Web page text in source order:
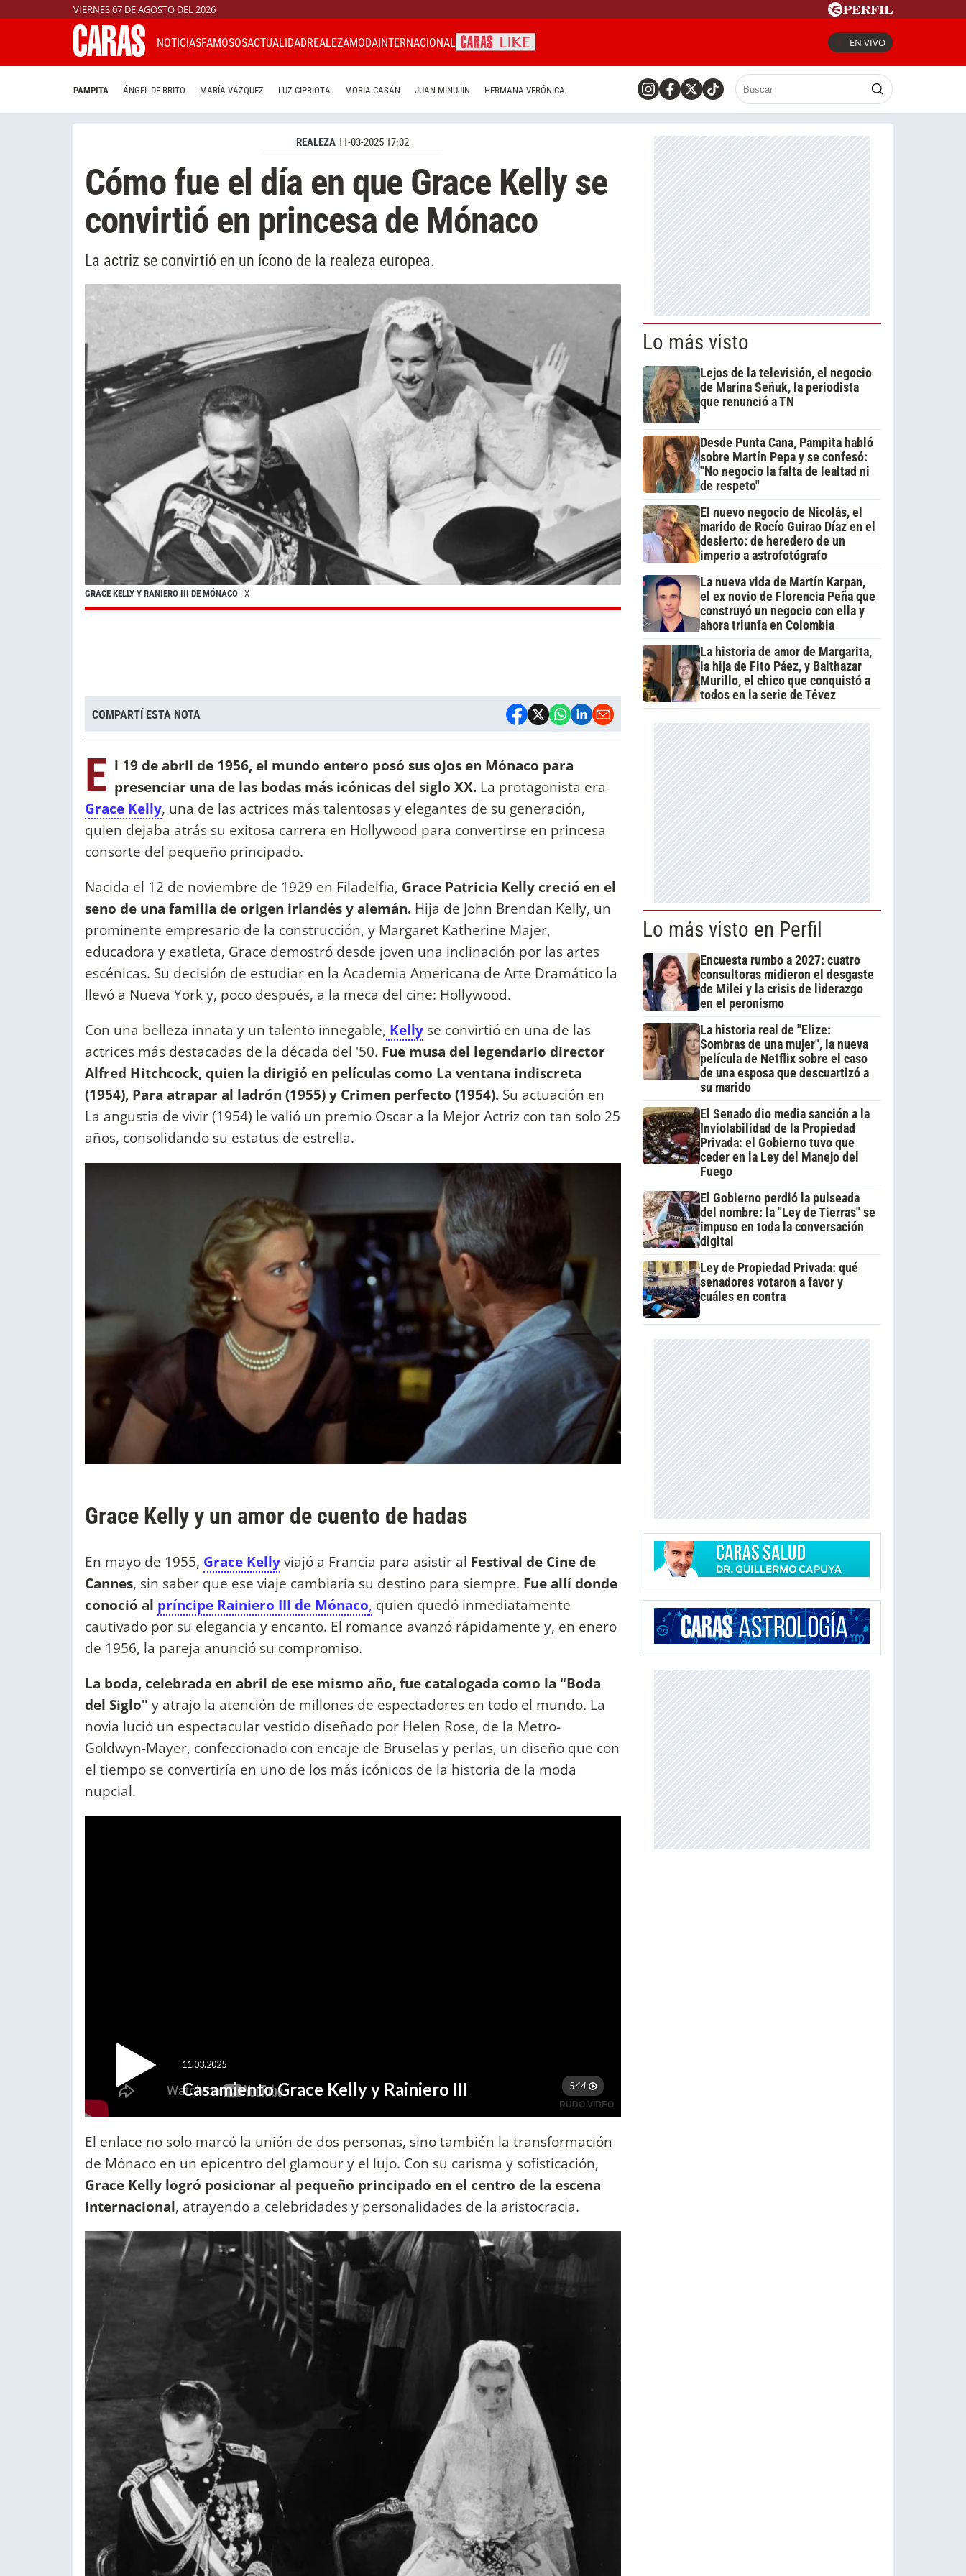
VIERNES 07 DE AGOSTO DEL 2026
NOTICIASFAMOSOSACTUALIDADREALEZAMODAINTERNACIONAL EN VIVO
PAMPITA ÁNGEL DE BRITO MARÍA VÁZQUEZ LUZ CIPRIOTA MORIA CASÁN JUAN MINUJÍN HERMANA VERÓNICA
REALEZA 11-03-2025 17:02
Cómo fue el día en que Grace Kelly se
convirtió en princesa de Mónaco
La actriz se convirtió en un ícono de la realeza europea.
GRACE KELLY Y RANIERO III DE MÓNACO | X
COMPARTÍ ESTA NOTA
E l 19 de abril de 1956, el mundo entero posó sus ojos en Mónaco para
presenciar una de las bodas más icónicas del siglo XX. La protagonista era
Grace Kelly, una de las actrices más talentosas y elegantes de su generación,
quien dejaba atrás su exitosa carrera en Hollywood para convertirse en princesa
consorte del pequeño principado.
Nacida el 12 de noviembre de 1929 en Filadelfia, Grace Patricia Kelly creció en el
seno de una familia de origen irlandés y alemán. Hija de John Brendan Kelly, un
prominente empresario de la construcción, y Margaret Katherine Majer,
educadora y exatleta, Grace demostró desde joven una inclinación por las artes
escénicas. Su decisión de estudiar en la Academia Americana de Arte Dramático la
llevó a Nueva York y, poco después, a la meca del cine: Hollywood.
Con una belleza innata y un talento innegable, Kelly se convirtió en una de las
actrices más destacadas de la década del '50. Fue musa del legendario director
Alfred Hitchcock, quien la dirigió en películas como La ventana indiscreta
(1954), Para atrapar al ladrón (1955) y Crimen perfecto (1954). Su actuación en
La angustia de vivir (1954) le valió un premio Oscar a la Mejor Actriz con tan solo 25
años, consolidando su estatus de estrella.
Grace Kelly y un amor de cuento de hadas
En mayo de 1955, Grace Kellyviajó a Francia para asistir al Festival de Cine de
Cannes, sin saber que ese viaje cambiaría su destino para siempre. Fue allí donde
conoció al príncipe Rainiero III de Mónaco, quien quedó inmediatamente
cautivado por su elegancia y encanto. El romance avanzó rápidamente y, en enero
de 1956, la pareja anunció su compromiso.
La boda, celebrada en abril de ese mismo año, fue catalogada como la "Boda
del Siglo" y atrajo la atención de millones de espectadores en todo el mundo. La
novia lució un espectacular vestido diseñado por Helen Rose, de la Metro-
Goldwyn-Mayer, confeccionado con encaje de Bruselas y perlas, un diseño que con
el tiempo se convertiría en uno de los más icónicos de la historia de la moda
nupcial.
El enlace no solo marcó la unión de dos personas, sino también la transformación
de Mónaco en un epicentro del glamour y el lujo. Con su carisma y sofisticación,
Grace Kelly logró posicionar al pequeño principado en el centro de la escena
internacional, atrayendo a celebridades y personalidades de la aristocracia.
Lo más visto
Lejos de la televisión, el negocio
de Marina Señuk, la periodista
que renunció a TN
Desde Punta Cana, Pampita habló
sobre Martín Pepa y se confesó:
"No negocio la falta de lealtad ni
de respeto"
El nuevo negocio de Nicolás, el
marido de Rocío Guirao Díaz en el
desierto: de heredero de un
imperio a astrofotógrafo
La nueva vida de Martín Karpan,
el ex novio de Florencia Peña que
construyó un negocio con ella y
ahora triunfa en Colombia
La historia de amor de Margarita,
la hija de Fito Páez, y Balthazar
Murillo, el chico que conquistó a
todos en la serie de Tévez
Lo más visto en Perfil
Encuesta rumbo a 2027: cuatro
consultoras midieron el desgaste
de Milei y la crisis de liderazgo
en el peronismo
La historia real de "Elize:
Sombras de una mujer", la nueva
película de Netflix sobre el caso
de una esposa que descuartizó a
su marido
El Senado dio media sanción a la
Inviolabilidad de la Propiedad
Privada: el Gobierno tuvo que
ceder en la Ley del Manejo del
Fuego
El Gobierno perdió la pulseada
del nombre: la "Ley de Tierras" se
impuso en toda la conversación
digital
Ley de Propiedad Privada: qué
senadores votaron a favor y
cuáles en contra